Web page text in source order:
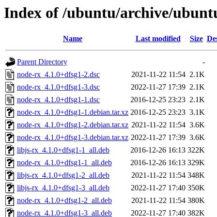
Index of /ubuntu/archive/
Name Last modified Size
Parent Directory
-
node-rx_4.1.0+dfsg1-2.dsc
2021-11-22 11:54 2.1K
node-rx_4.1.0+dfsg1-3.dsc
2022-11-27 17:39 2.1K
node-rx_4.1.0+dfsg1-1.dsc
2016-12-25 23:23 2.1K
node-rx_4.1.0+dfsg1-1.debian.tar.xz 2016-12-25 23:23 3.1K
node-rx_4.1.0+dfsg1-2.debian.tar.xz 2021-11-22 11:54 3.6K
node-rx_4.1.0+dfsg1-3.debian.tar.xz 2022-11-27 17:39 3.6K
libjs-rx_4.1.0+dfsg1-1_all.deb
2016-12-26 16:13 322K
node-rx_4.1.0+dfsg1-1_all.deb
2016-12-26 16:13 329K
libjs-rx_4.1.0+dfsg1-2_all.deb
2021-11-22 11:54 348K
libjs-rx_4.1.0+dfsg1-3_all.deb
2022-11-27 17:40 350K
node-rx_4.1.0+dfsg1-2_all.deb
2021-11-22 11:54 380K
node-rx_4.1.0+dfsg1-3_all.deb
2022-11-27 17:40 382K